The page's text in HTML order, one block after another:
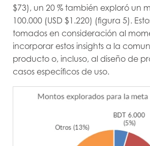
$73), un 20 % también exploró un
100.000 (USD $1.220) (figura 5).
tomados en consideración al
incorporar estos insights a la
producto o, incluso, al diseño de
casos específicos de uso.